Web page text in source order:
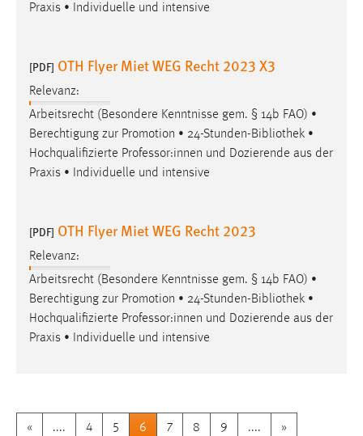
Praxis • Individuelle und intensive
[PDF] OTH Flyer Miet WEG Recht 2023 X3
Relevanz:
Arbeitsrecht (Besondere Kenntnisse gem. § 14b FAO) •
Berechtigung zur Promotion • 24-Stunden-Bibliothek •
Hochqualifizierte Professor:innen und Dozierende aus der
Praxis • Individuelle und intensive
[PDF] OTH Flyer Miet WEG Recht 2023
Relevanz:
Arbeitsrecht (Besondere Kenntnisse gem. § 14b FAO) •
Berechtigung zur Promotion • 24-Stunden-Bibliothek •
Hochqualifizierte Professor:innen und Dozierende aus der
Praxis • Individuelle und intensive
« .... 4 5 6 7 8 9 .... »